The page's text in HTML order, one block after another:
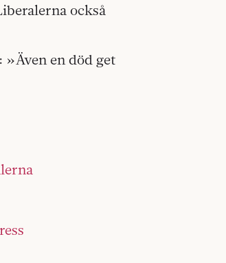
också
»Även en död get